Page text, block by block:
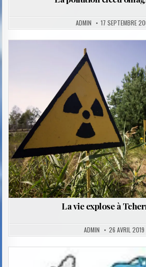
ADMIN 17 SEPTEMBRE
Posted
in
La vie explose à
ADMIN 26 AVRIL 2019